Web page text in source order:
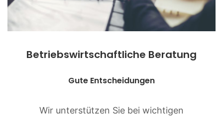
Betriebs­wirt­schaftliche Beratung
Gute Entscheidungen
Wir unterstützen Sie bei wichtigen